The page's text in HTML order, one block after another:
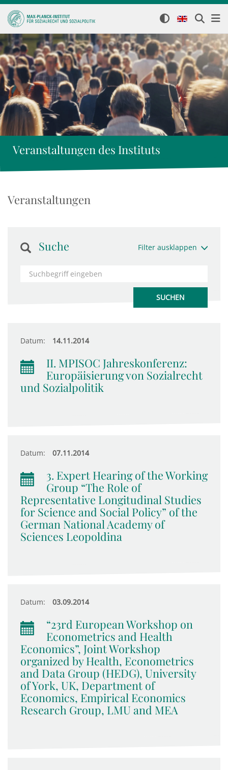
Veranstaltungen des Instituts
Veranstaltungen
Suche Filter ausklappen
Datum: 14.11.2014
II. MPISOC Jahreskonferenz:
Europäisierung von Sozialrecht
und Sozialpolitik
Datum: 07.11.2014
3. Expert Hearing of the Working
Group “The Role of
Representative Longitudinal Studies
for Science and Social Policy” of the
German National Academy of
Sciences Leopoldina
Datum: 03.09.2014
“23rd European Workshop on
Econometrics and Health
Economics”, Joint Workshop
organized by Health, Econometrics
and Data Group (HEDG), University
of York, UK, Department of
Economics, Empirical Economics
Research Group, LMU and MEA